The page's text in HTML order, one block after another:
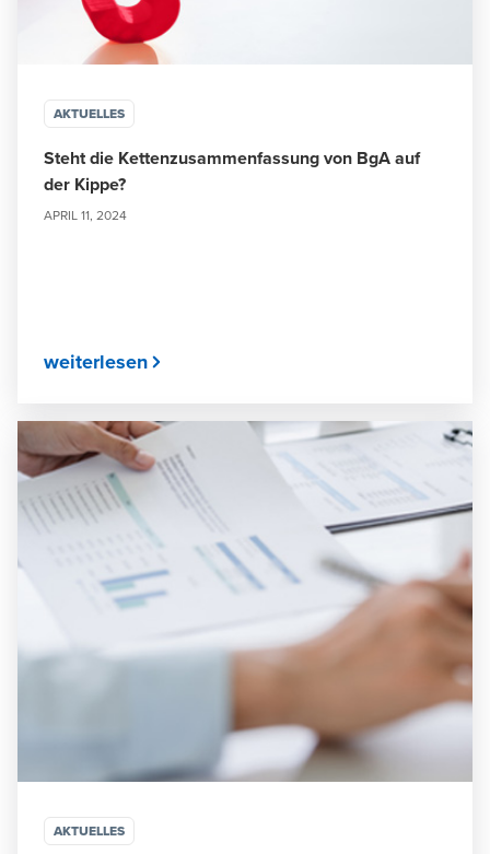
AKTUELLES
Steht die Kettenzusammenfassung von BgA auf
der Kippe?
APRIL 11, 2024
weiterlesen
AKTUELLES